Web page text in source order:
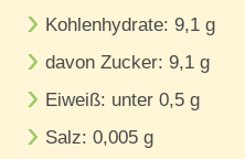
Kohlenhydrate: 9,1 g
davon Zucker: 9,1 g
Eiweiß: unter 0,5 g
Salz: 0,005 g